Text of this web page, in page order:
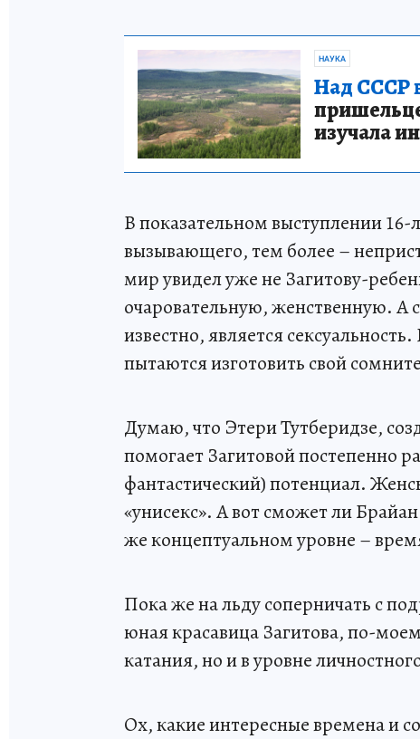
НАУКА
Над СССР
изучала
В показательном выступлении
вызывающего, тем более –
мир увидел уже не Загитову-
очаровательную, женственную. А
известно, является
пытаются изготовить свой
Думаю, что Этери Тутберидзе,
помогает Загитовой постепенно
фантастический) потенциал.
«унисекс». А вот сможет ли
же концептуальном уровне –
Пока же на льду соперничать с
юная красавица Загитова, по-
катания, но и в уровне
Ох, какие интересные времена и